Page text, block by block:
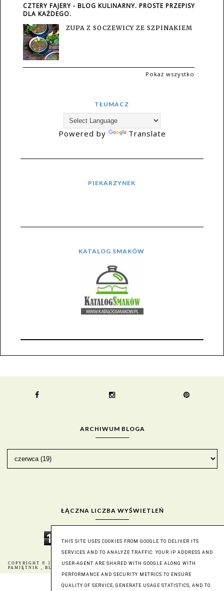
CZTERY FAJERY - BLOG KULINARNY. PROSTE PRZEPISY
DLA KAŻDEGO.
ZUPA Z SOCZEWICY ZE SZPINAKIEM
Pokaż wszystko
TŁUMACZ
Powered by Translate
PIEKARZYNEK
KATALOG SMAKÓW
ARCHIWUM BLOGA
ŁĄCZNA LICZBA WYŚWIETLEŃ
1 9 3 0 3 8 5 3
COPYRIGHT © 2016
BERNIKA - MÓJ KULINARNY
PAMIĘTNIK , BLOGGER
BLOG DESIGN:
THIS SITE USES COOKIES FROM GOOGLE TO DELIVER ITS
SERVICES AND TO ANALYZE TRAFFIC. YOUR IP ADDRESS AND
USER-AGENT ARE SHARED WITH GOOGLE ALONG WITH
PERFORMANCE AND SECURITY METRICS TO ENSURE
QUALITY OF SERVICE, GENERATE USAGE STATISTICS, AND TO